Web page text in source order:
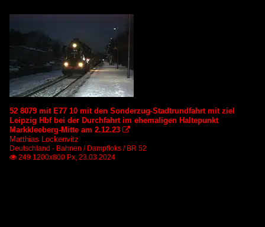
52 8079 mit E77 10 mit den Sonderzug-Stadtrundfahrt mit ziel
Leipzig Hbf bei der Durchfahrt im ehemaligen Haltepunkt
Markkleeberg-Mitte am 2.12.23 
Matthias Lockenvitz
Deutschland - Bahnen / Dampfloks / BR 52
 249 1200x800 Px, 23.03.2024